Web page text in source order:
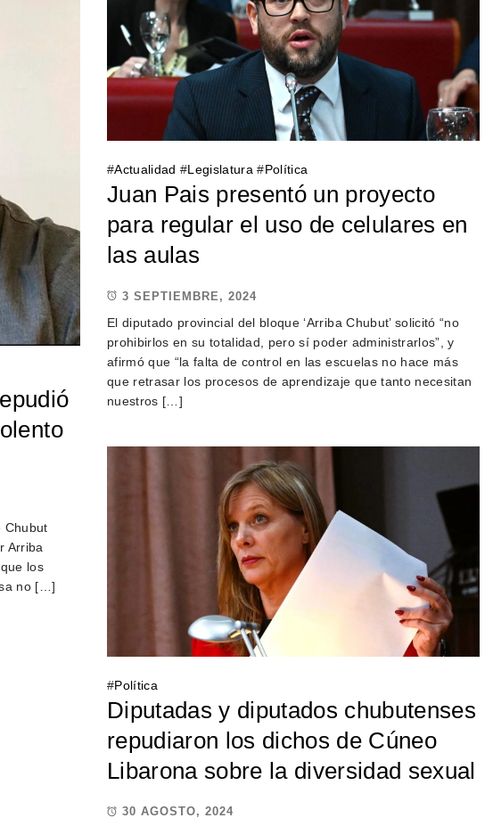
Chubut
Arriba
los
no […]
#Actualidad #Legislatura #Política
Juan Pais presentó un proyecto
para regular el uso de celulares en
las aulas
3 SEPTIEMBRE, 2024
El diputado provincial del bloque ‘Arriba Chubut’ solicitó “no
prohibirlos en su totalidad, pero sí poder administrarlos”, y
afirmó que “la falta de control en las escuelas no hace más
que retrasar los procesos de aprendizaje que tanto necesitan
nuestros […]
#Política
Diputadas y diputados chubutenses
repudiaron los dichos de Cúneo
Libarona sobre la diversidad sexual
30 AGOSTO, 2024